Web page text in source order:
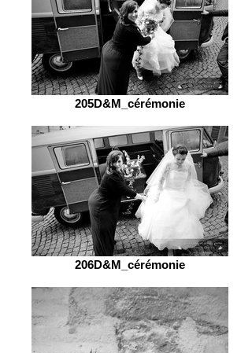
205D&M_cérémonie
206D&M_cérémonie